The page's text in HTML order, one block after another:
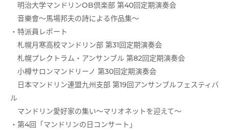
明治大学マンドリンOB倶楽部 第40回定期演奏会
音樂會～馬場邦夫の詩による作品集～
・特派員レポート
札幌月寒高校マンドリン部 第31回定期演奏会
札幌プレクトラム・アンサンブル 第82回定期演奏会
小樽サロンマンドリーノ 第30回定期演奏会
日本マンドリン連盟九州支部 第19回アンサンブルフェスティバ
ル
マンドリン愛好家の集い～マリオネットを迎えて～
・第4回「マンドリンの日コンサート」